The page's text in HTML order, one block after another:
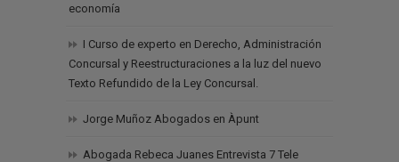
economía
I Curso de experto en Derecho, Administración
Concursal y Reestructuraciones a la luz del nuevo
Texto Refundido de la Ley Concursal.
Jorge Muñoz Abogados en Àpunt
Abogada Rebeca Juanes Entrevista 7 Tele